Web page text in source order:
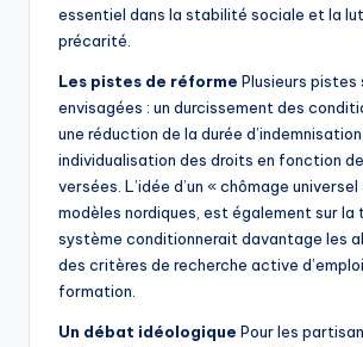
essentiel dans la stabilité sociale et la
précarité.
Les pistes de réforme Plusieurs pistes
envisagées : un durcissement des
une réduction de la durée
individualisation des droits en fonction
versées. L’idée d’un « chômage
modèles nordiques, est également sur la
système conditionnerait davantage les
des critères de recherche active
formation.
Un débat idéologique Pour les